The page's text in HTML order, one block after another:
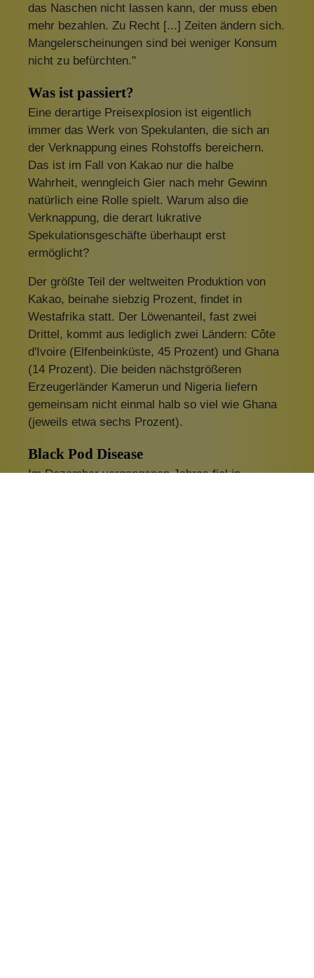
das Naschen nicht lassen kann, der muss eben
mehr bezahlen. Zu Recht [...] Zeiten ändern sich.
Mangelerscheinungen sind bei weniger Konsum
nicht zu befürchten."
Was ist passiert?
Eine derartige Preisexplosion ist eigentlich
immer das Werk von Spekulanten, die sich an
der Verknappung eines Rohstoffs bereichern.
Das ist im Fall von Kakao nur die halbe
Wahrheit, wenngleich Gier nach mehr Gewinn
natürlich eine Rolle spielt. Warum also die
Verknappung, die derart lukrative
Spekulationsgeschäfte überhaupt erst
ermöglicht?
Der größte Teil der weltweiten Produktion von
Kakao, beinahe siebzig Prozent, findet in
Westafrika statt. Der Löwenanteil, fast zwei
Drittel, kommt aus lediglich zwei Ländern: Côte
d'Ivoire (Elfenbeinküste, 45 Prozent) und Ghana
(14 Prozent). Die beiden nächstgrößeren
Erzeugerländer Kamerun und Nigeria liefern
gemeinsam nicht einmal halb so viel wie Ghana
(jeweils etwa sechs Prozent).
Black Pod Disease
Im Dezember vergangenen Jahres fiel in